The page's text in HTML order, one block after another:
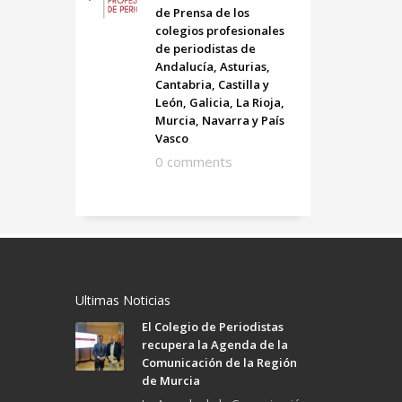
de Prensa de los
colegios profesionales
de periodistas de
Andalucía, Asturias,
Cantabria, Castilla y
León, Galicia, La Rioja,
Murcia, Navarra y País
Vasco
0 comments
Ultimas Noticias
El Colegio de Periodistas
recupera la Agenda de la
Comunicación de la Región
de Murcia